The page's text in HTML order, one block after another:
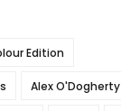
Edition
Alex O'Dogherty